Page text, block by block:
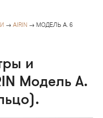
→ AIRIN → МОДЕЛЬ A. 6
и
Модель A.